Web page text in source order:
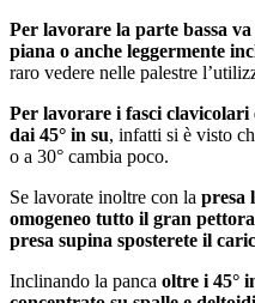
Per lavorare la parte bassa
piana o anche leggermente
raro vedere nelle palestre
Per lavorare i fasci clavicolari
dai 45° in su, infatti si è visto
o a 30° cambia poco.
Se lavorate inoltre con la presa
omogeneo tutto il gran
presa supina sposterete il
Inclinando la panca oltre i 45°